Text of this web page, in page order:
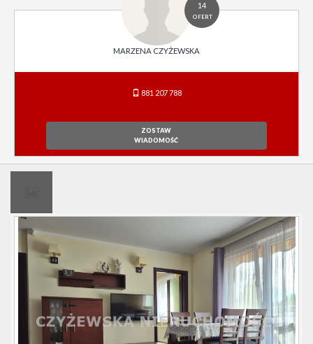
14
OFERT
MARZENA CZYŻEWSKA
881 207 788
ZOSTAW
WIADOMOŚĆ